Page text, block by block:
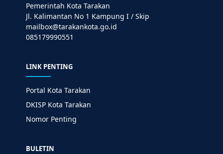
Pemerintah Kota Tarakan
Jl. Kalimantan No 1 Kampung I / Skip
mailbox@tarakankota.go.id
085179990551
LINK PENTING
Portal Kota Tarakan
DKISP Kota Tarakan
Nomor Penting
BULETIN